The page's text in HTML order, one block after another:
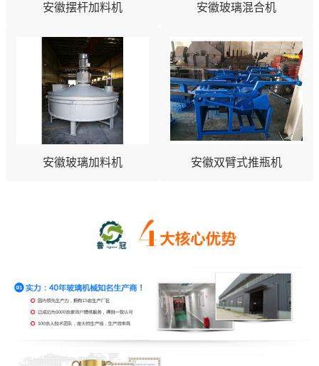
安徽摆杆加料机 安徽玻璃混合机
安徽玻璃加料机 安徽双臂式推瓶机